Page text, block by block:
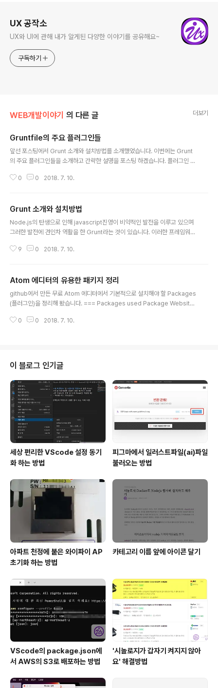
UX 공작소
UX와 UI에 관해 내가 알게된 다양한 이야기를 공유해요~
구독하기
WEB개발이야기 의 다른 글 더보기
Gruntfile의 주요 플러그인들
앞선 포스팅에서 Grunt 소개와 설치방법를 소개했었습니다. 이번에는 Grunt
의 주요 플러그인들을 소개하고 간략한 설명을 포스팅 하겠습니다. 플러그인 G
다. 그래서 Grunt에서 패키지를 설치하는 방법과 Node.js에서 패키지를 설치
인 메뉴로 이동합니다. 원하는 기능의 플러그인을 검색창을 이용하여 검색을 합
니다. 검색결과의 플러그인 리스트중에 하나를 선택하여 설치방법을 확인합니
다. 찾는 플러그인이 명확하지 않다면 검색결과 중 **다운로드 수가 많은 것**
0 0 2018. 7. 10.
Grunt 소개와 설치방법
Node.js의 탄생으로 인해 javascript진영이 비약적인 발전을 이루고 있으며
그러한 발전에 견인차 역활을 한 Grunt라는 것이 있습니다. 이러한 프레임워크
리고 어떻게 설치하고 사용하는지에 대해 포스팅을 하려고 합니다. Gruntjs란
한 패키지들 중에 프로젝트에서 필요한 패키지들을 설치하고 그 패키지들을 미
리 설정한 순서와 옵션에 맞게 자동으로 명령어를 실행시켜주는 Tool이라고 보
면 됩니다. 마치 Desktop컴퓨터의 `.bat ` 배치파일과..
9 0 2018. 7. 10.
Atom 에디터의 유용한 패키지 정리
github에서 만든 무료 Atom 에디터에서 기본적으로 설치해야 할 Packages
(플러그인)을 정리해 봤습니다. === Packages used Package Website
m에디터의 설정을 저장해서 어디에서든 동일한 환경으로 에디팅을 할 수 있게
O Remote-FTP https://atom..
0 0 2018. 7. 10.
이 블로그 인기글
세상 편리한 VScode 설정 동기
화 하는 방법
피그마에서 일러스트파일(ai)파일
불러오는 방법
아파트 천정에 붙은 와이파이 AP
초기화 하는 방법
카테고리 이름 앞에 아이콘 달기
VScode의 package.json에
서 AWS의 S3로 배포하는 방법
'시놀로지가 갑자기 켜지지 않아
요' 해결방법